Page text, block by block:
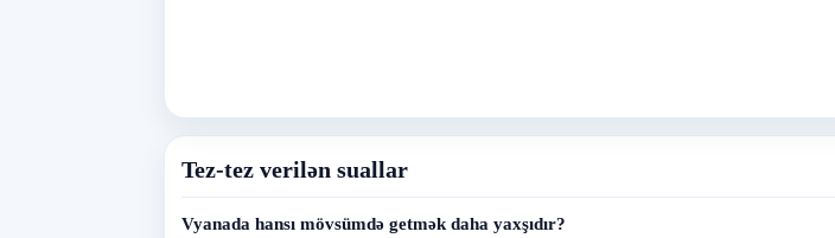
Tez-tez verilən suallar
Vyanada hansı mövsümdə getmək daha yaxşıdır?